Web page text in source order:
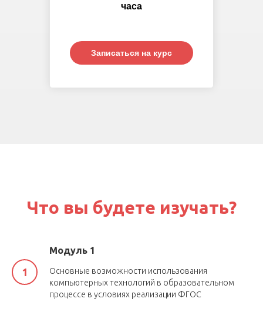
Записаться на курс
часа
Что вы будете изучать?
Модуль 1
Основные возможности использования
компьютерных технологий в образовательном
процессе в условиях реализации ФГОС